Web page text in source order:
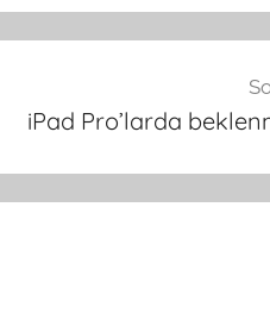
iPad Pro’larda